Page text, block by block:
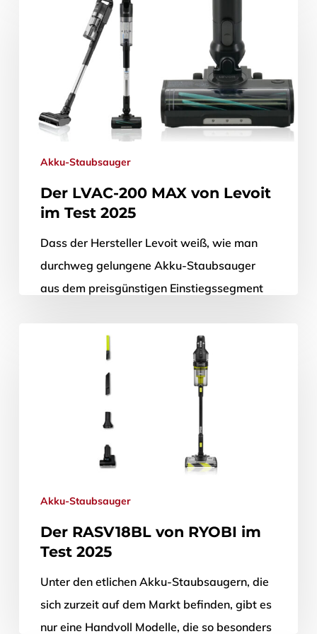
19. November 2025
Akku-Staubsauger
Der LVAC-200 MAX von Levoit
im Test 2025
Dass der Hersteller Levoit weiß, wie man
durchweg gelungene Akku-Staubsauger
aus dem preisgünstigen Einstiegssegment
Jahren schon viele Male…
9. Oktober 2025
Akku-Staubsauger
Der RASV18BL von RYOBI im
Test 2025
Unter den etlichen Akku-Staubsaugern, die
sich zurzeit auf dem Markt befinden, gibt es
nur eine Handvoll Modelle, die so besonders